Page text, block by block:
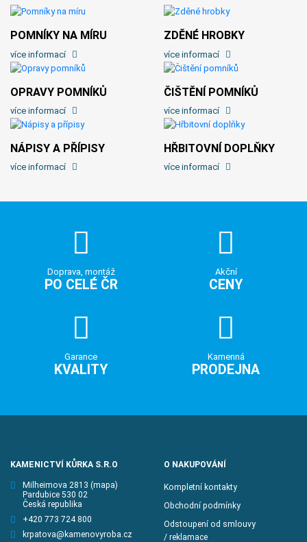
POMNÍKY NA MÍRU
více informací
ZDĚNÉ HROBKY
více informací
OPRAVY POMNÍKŮ
více informací
ČIŠTĚNÍ POMNÍKŮ
více informací
NÁPISY A PŘÍPISY
více informací
HŘBITOVNÍ DOPLŇKY
více informací
Doprava, montáž
PO CELÉ ČR
Akční
CENY
Garance
KVALITY
Kamenná
PRODEJNA
KAMENICTVÍ KŮRKA S.R.O
Milheimova 2813 (mapa)
Pardubice 530 02
Česká republika
+420 773 724 800
krpatova@kamenovyroba.cz
O NAKUPOVÁNÍ
Kompletní kontakty
Obchodní podmínky
Odstoupení od smlouvy
/ reklamace